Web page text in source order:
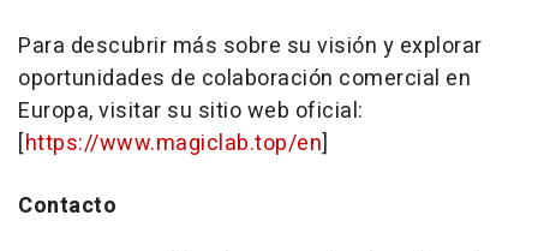
Para descubrir más sobre su visión y explorar
oportunidades de colaboración comercial en
Europa, visitar su sitio web oficial:
[https://www.magiclab.top/en]
Contacto